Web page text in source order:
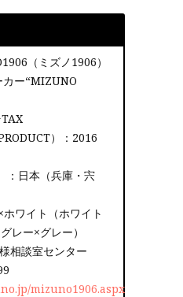
（ミズノ1906）
カー“MIZUNO
）：2016
：日本（兵庫・宍
ワイト（ホワイト
レー×グレー）
相談室センター
mizuno1906.aspx